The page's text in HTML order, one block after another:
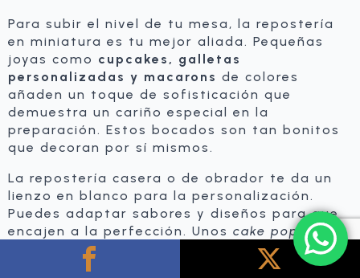
Para subir el nivel de tu mesa, la repostería
en miniatura es tu mejor aliada. Pequeñas
joyas como cupcakes, galletas
personalizadas y macarons de colores
añaden un toque de sofisticación que
demuestra un cariño especial en la
preparación. Estos bocados son tan bonitos
que decoran por sí mismos.
La repostería casera o de obrador te da un
lienzo en blanco para la personalización.
Puedes adaptar sabores y diseños para que
encajen a la perfección. Unos cake popsque
simulan una tarta de boda, unas galletas con
forma de osito para un bautizo o unos